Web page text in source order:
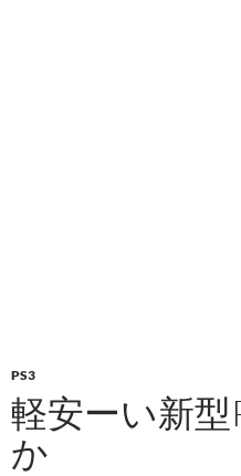
PS3
軽安ーい新
か